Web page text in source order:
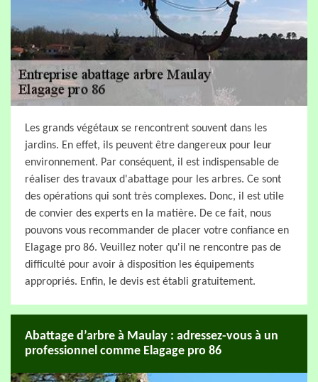
Les grands végétaux se rencontrent souvent dans les
jardins. En effet, ils peuvent être dangereux pour leur
environnement. Par conséquent, il est indispensable de
réaliser des travaux d'abattage pour les arbres. Ce sont
des opérations qui sont très complexes. Donc, il est utile
de convier des experts en la matière. De ce fait, nous
pouvons vous recommander de placer votre confiance en
Elagage pro 86. Veuillez noter qu'il ne rencontre pas de
difficulté pour avoir à disposition les équipements
appropriés. Enfin, le devis est établi gratuitement.
Abattage d’arbre à Maulay : adressez-vous à un
professionnel comme Elagage pro 86